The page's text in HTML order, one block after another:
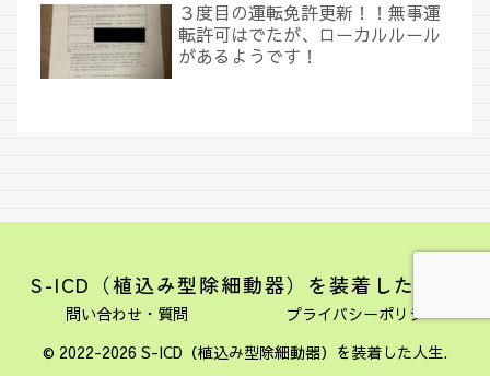
３度目の運転免許更新！！無事運
転許可はでたが、ローカルルール
があるようです！
S-ICD（植込み型除細動器）を装着した人生
問い合わせ・質問
プライバシーポリシー
© 2022-2026 S-ICD（植込み型除細動器）を装着した人生.